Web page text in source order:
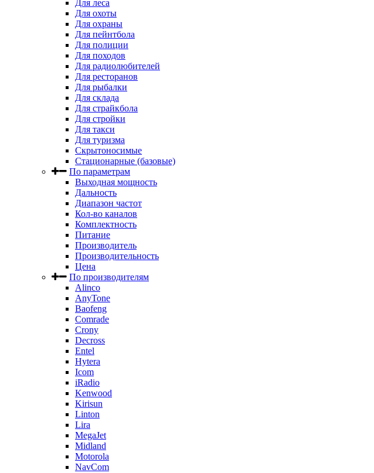
Для леса
Для охоты
Для охраны
Для пейнтбола
Для полиции
Для походов
Для радиолюбителей
Для ресторанов
Для рыбалки
Для склада
Для страйкбола
Для стройки
Для такси
Для туризма
Скрытоносимые
Стационарные (базовые)
По параметрам
Выходная мощность
Дальность
Диапазон частот
Кол-во каналов
Комплектность
Питание
Производитель
Производительность
Цена
По производителям
Alinco
AnyTone
Baofeng
Comrade
Crony
Decross
Entel
Hytera
Icom
iRadio
Kenwood
Kirisun
Linton
Lira
MegaJet
Midland
Motorola
NavCom